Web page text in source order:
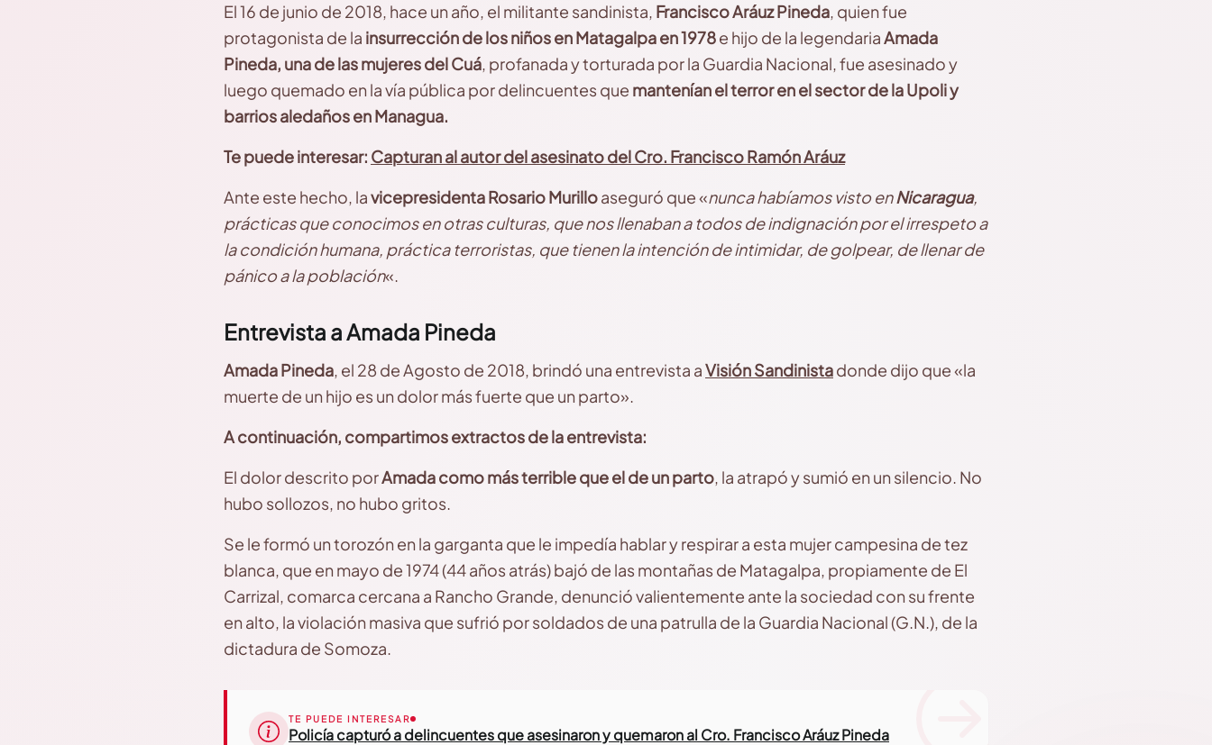
El 16 de junio de 2018, hace un año, el militante sandinista, Francisco Aráuz Pineda, quien fue
protagonista de la insurrección de los niños en Matagalpa en 1978e hijo de la legendariaAmada
Pineda, una de las mujeres del Cuá, profanada y torturada por la Guardia Nacional, fue asesinado y
luego quemado en la vía pública por delincuentes que mantenían el terror en el sector de la Upoli y
barrios aledaños en Managua.
Te puede interesar: Capturan al autor del asesinato del Cro. Francisco Ramón Aráuz
Ante este hecho, lavicepresidenta Rosario Murilloaseguró que «nunca habíamos visto enNicaragua,
prácticas que conocimos en otras culturas, que nos llenaban a todos de indignación por el irrespeto a
la condición humana, práctica terroristas, que tienen la intención de intimidar, de golpear, de llenar de
pánico a la población«.
Entrevista a Amada Pineda
Amada Pineda, el 28 de Agosto de 2018, brindó una entrevista aVisión Sandinistadonde dijo que «la
muerte de un hijo es un dolor más fuerte que un parto».
A continuación, compartimos extractos de la entrevista:
El dolor descrito porAmada como más terrible que el de un parto, la atrapó y sumió en un silencio. No
hubo sollozos, no hubo gritos.
Se le formó un torozón en la garganta que le impedía hablar y respirar a esta mujer campesina de tez
blanca, que en mayo de 1974 (44 años atrás) bajó de las montañas de Matagalpa, propiamente de El
Carrizal, comarca cercana a Rancho Grande, denunció valientemente ante la sociedad con su frente
en alto, la violación masiva que sufrió por soldados de una patrulla de la Guardia Nacional (G.N.), de la
dictadura de Somoza.
TE PUEDE INTERESAR
Policía capturó a delincuentes que asesinaron y quemaron al Cro. Francisco Aráuz Pineda